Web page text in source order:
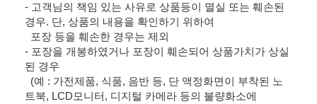
- 고객님의 책임 있는 사유로 상품등이 멸실 또는 훼손된
경우. 단, 상품의 내용을 확인하기 위하여
포장 등을 훼손한 경우는 제외
- 포장을 개봉하였거나 포장이 훼손되어 상품가치가 상실
된 경우
(예 : 가전제품, 식품, 음반 등, 단 액정화면이 부착된 노
트북, LCD모니터, 디지털 카메라 등의 불량화소에